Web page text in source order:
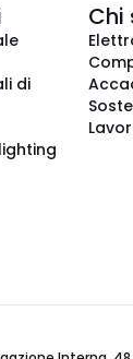
di
Chi